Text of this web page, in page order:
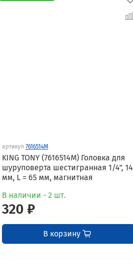
артикул 7616514M
KING TONY (7616514M) Головка для
шуруповерта шестигранная 1/4", 14
мм, L = 65 мм, магнитная
В наличии - 2 шт.
320 ₽
В корзину